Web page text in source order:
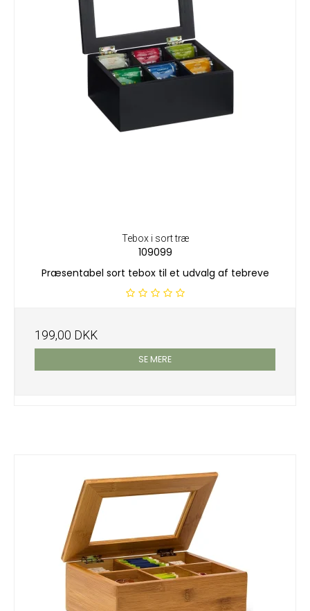
Tebox i sort træ
109099
Præsentabel sort tebox til et udvalg af tebreve
199,00 DKK
SE MERE